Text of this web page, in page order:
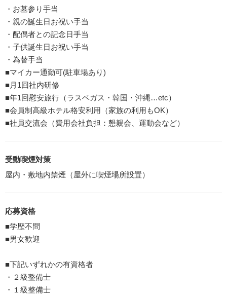
・お墓参り手当
・親の誕生日お祝い手当
・配偶者との記念日手当
・子供誕生日お祝い手当
・為替手当
■マイカー通勤可(駐車場あり)
■月1回社内研修
■年1回慰安旅行（ラスベガス・韓国・沖縄…etc）
■会員制高級ホテル格安利用（家族の利用もOK）
■社員交流会（費用会社負担：懇親会、運動会など）
受動喫煙対策
屋内・敷地内禁煙（屋外に喫煙場所設置）
応募資格
■学歴不問
■男女歓迎
■下記いずれかの有資格者
・２級整備士
・１級整備士